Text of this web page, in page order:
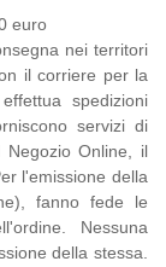
euro
nei territori
il corriere per la
spedizioni
servizi di
Online, il
l'emissione della
fanno fede le
Nessuna
della stessa.